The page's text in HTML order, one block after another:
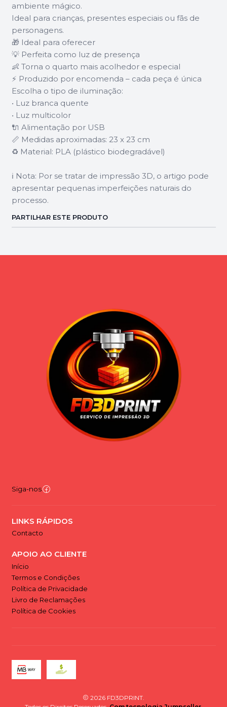
ambiente mágico.
Ideal para crianças, presentes especiais ou fãs de
personagens.
🎁 Ideal para oferecer
💡 Perfeita como luz de presença
👶 Torna o quarto mais acolhedor e especial
⚡ Produzido por encomenda – cada peça é única
Escolha o tipo de iluminação:
• Luz branca quente
• Luz multicolor
🔌 Alimentação por USB
📏 Medidas aproximadas: 23 x 23 cm
♻️ Material: PLA (plástico biodegradável)
ℹ️ Nota: Por se tratar de impressão 3D, o artigo pode
apresentar pequenas imperfeições naturais do
processo.
PARTILHAR ESTE PRODUTO
Siga-nos
LINKS RÁPIDOS
Contacto
APOIO AO CLIENTE
Início
Termos e Condições
Política de Privacidade
Livro de Reclamações
Política de Cookies
2026 FD3DPRINT.